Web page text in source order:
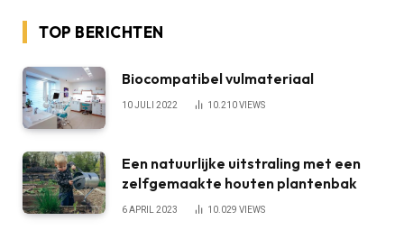
TOP BERICHTEN
Biocompatibel vulmateriaal
10 JULI 2022 10.210VIEWS
Een natuurlijke uitstraling met een
zelfgemaakte houten plantenbak
6 APRIL 2023 10.029 VIEWS